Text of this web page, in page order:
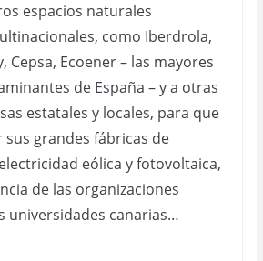
espacios naturales
como Iberdrola,
Cepsa, Ecoener – las mayores
de España – y a otras
estatales y locales, para que
grandes fábricas de
eólica y fotovoltaica,
de las organizaciones
universidades canarias…